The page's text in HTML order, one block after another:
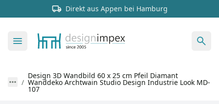
Direkt aus Appen bei Hamburg
Design 3D Wandbild 60 x 25 cm Pfeil Diamant
Wanddeko Archtwain Studio Design Industrie Look MD-
107